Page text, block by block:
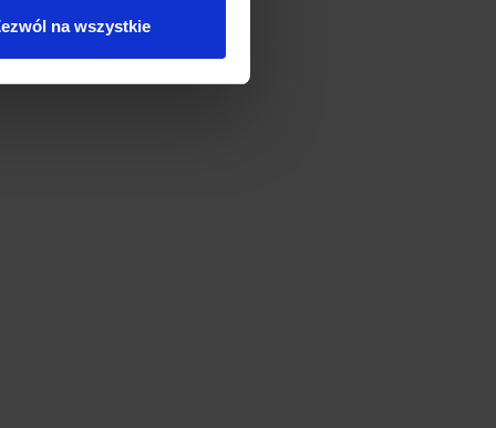
na wszystkie